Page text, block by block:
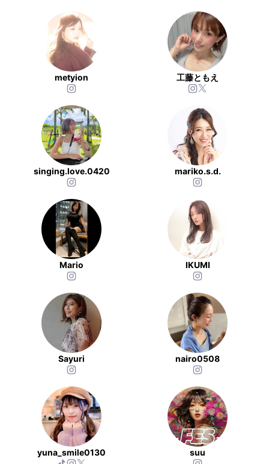
metyion 工藤ともえ
singing.love.0420 mariko.s.d.
Mario IKUMI
Sayuri nairo0508
yuna_smile0130 suu